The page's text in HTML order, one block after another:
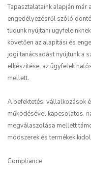
Tapasztalataink alapján már
engedélyezésről szóló
tudunk nyújtani
követően az alapítási és
jogi tanácsadást nyújtunk a
elkészítése, az ügyfelek
mellett.
A befektetési vállalkozások
működésével kapcsolatos,
megválaszolása mellett
módszerek és termékek
Compliance